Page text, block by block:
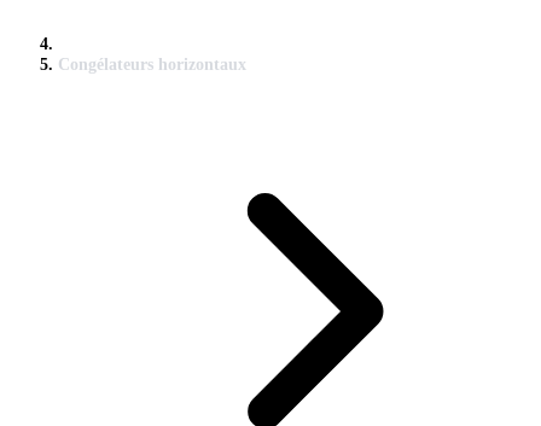
Congélateurs horizontaux